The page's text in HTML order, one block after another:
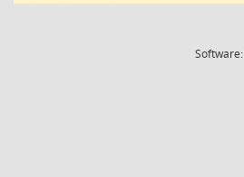
Software: